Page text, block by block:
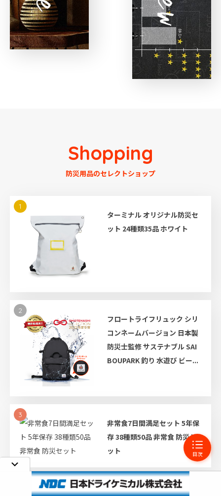
目次
Shopping
防災用品のセレクトショップ
ターミナル オリジナル防災セ
ット 24種類35品 ホワイト
1
フロートライフリュック シリ
コンネームバージョン 日本製
防災士監修 サステナブル SAI
BOUPARK 釣り 水遊び ビー...
2
非常食7日間満足セット 5年保
存 38種類50品 非常食 防災セ
ット
3
フロートビズリュック 小